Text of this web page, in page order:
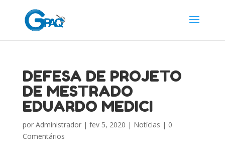
DEFESA DE PROJETO
DE MESTRADO
EDUARDO MEDICI
por Administrador| fev 5, 2020 | Notícias | 0
Comentários